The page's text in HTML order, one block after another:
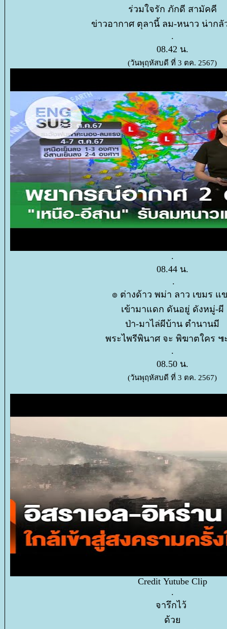
ร่วมใจรัก ภักดี สามัคคี
ข่าวอากาศ ตุลานี้ ลม-หนาว น่าก
.
08.42 น.
(วันพุฤหัสบดี ที่ 3 ตค. 2567)
.
08.44 น.
.
๏ ต่างด้าว พม่า ลาว เขมร แ
เข้ามาแดก ดันอยู่ ดังหมู่-ผี
ป่า-มาไล่ผีบ้าน ตำนานมี
พระไพรีพินาศ จะ พิฆาตใคร
.
08.50 น.
(วันพุฤหัสบดี ที่ 3 ตค. 2567)
Credit Yutube Clip
.
จารึกไว้
ด้ว